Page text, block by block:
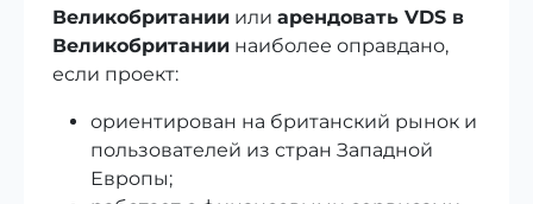
Великобритании или арендовать VDS в
Великобритании наиболее оправдано,
если проект:
ориентирован на британский рынок и
пользователей из стран Западной
Европы;